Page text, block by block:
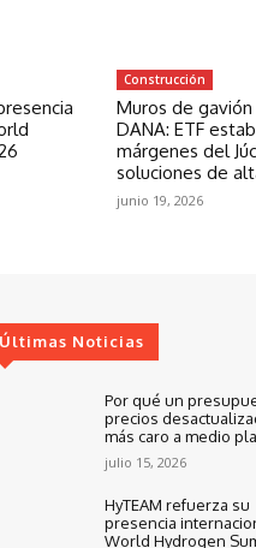
Construcción
Muros de
DANA: ETF
márgenes del
soluciones de
junio 19, 2026
Últimas Noticias
Por qué un
precios
más caro a medio
julio 15, 2026
HyTEAM refuerza su
presencia
World Hydrogen